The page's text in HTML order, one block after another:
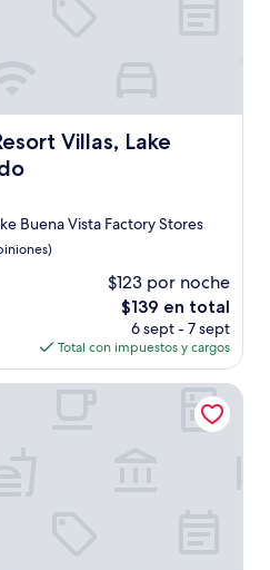
Villas, Lake
Lake Buena Vista/Orlando
Buena Vista Factory Stores
$123 por noche
El
precio
actual
es
de
$139 en total
6 sept - 7 sept
Total con impuestos y cargos